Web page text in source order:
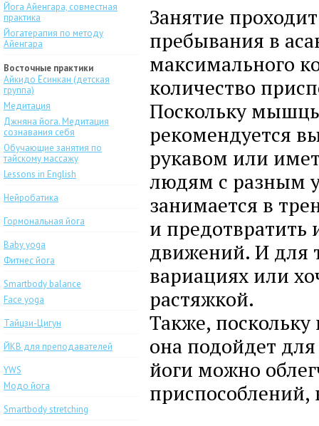
Йога Айенгара, совместная
практика
Йогатерапия по методу
Айенгара
Восточные практики
Айкидо Ёсинкан (детская
группа)
Медитация
Джняна йога. Медитация
сознавания себя
Обучающие занятия по
тайскому массажу
Lessons in English
Нейробатика
Гормональная йога
Baby yoga
Фитнес йога
Smartbody balance
Face yoga
Тайцзи-Цигун
ЙКВ для преподавателей
YWS
Модо йога
Smartbody stretching
Занятие
пребывания в
максимального
количество
Поскольку
рекомендуется
рукавом или
людям с разным
занимается в
и предотвратить
движений. И для
вариациях или
растяжкой.
Также,
она подойдет
йоги можно
приспособлений,